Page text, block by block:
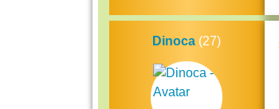
Dinoca (27)